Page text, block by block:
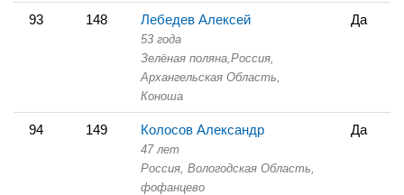
93 148 Лебедев Алексей
53 года
Зелёная поляна, Россия,
Архангельская Область,
Коноша
Да
94 149 Колосов Александр
47 лет
Россия, Вологодская Область,
фофанцево
Да